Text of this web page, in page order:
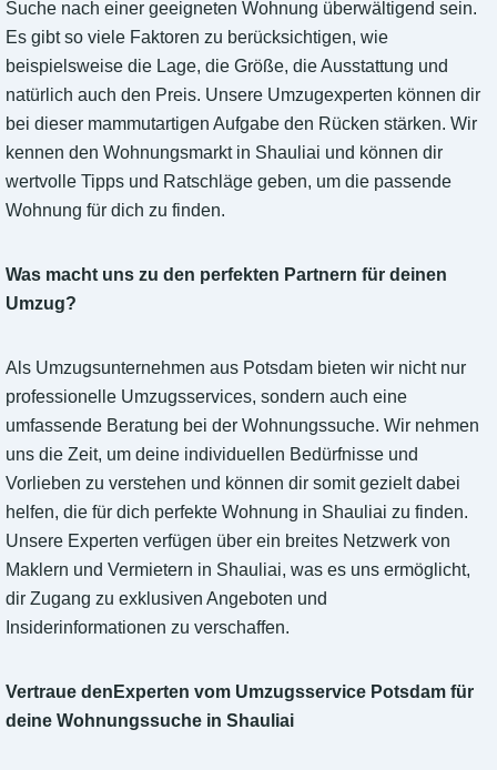
Suche nach einer geeigneten Wohnung überwältigend sein.
Es gibt so viele Faktoren zu berücksichtigen, wie
beispielsweise die Lage, die Größe, die Ausstattung und
natürlich auch den Preis. Unsere Umzugexperten können dir
bei dieser mammutartigen Aufgabe den Rücken stärken. Wir
kennen den Wohnungsmarkt in Shauliai und können dir
wertvolle Tipps und Ratschläge geben, um die passende
Wohnung für dich zu finden.
Was macht uns zu den perfekten Partnern für deinen
Umzug?
Als Umzugsunternehmen aus Potsdam bieten wir nicht nur
professionelle Umzugsservices, sondern auch eine
umfassende Beratung bei der Wohnungssuche. Wir nehmen
uns die Zeit, um deine individuellen Bedürfnisse und
Vorlieben zu verstehen und können dir somit gezielt dabei
helfen, die für dich perfekte Wohnung in Shauliai zu finden.
Unsere Experten verfügen über ein breites Netzwerk von
Maklern und Vermietern in Shauliai, was es uns ermöglicht,
dir Zugang zu exklusiven Angeboten und
Insiderinformationen zu verschaffen.
Vertraue denExperten vom Umzugsservice Potsdam für
deine Wohnungssuche in Shauliai